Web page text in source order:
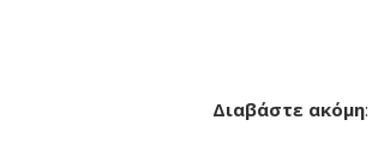
Διαβάστε ακόμη: